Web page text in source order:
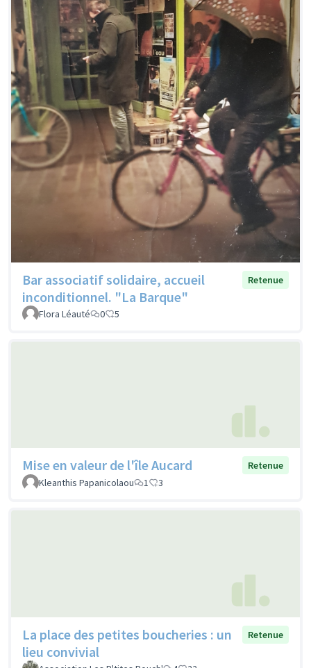
Bar associatif solidaire, accueil
inconditionnel. "La Barque"
Retenue
Flora Léauté 0 5
Mise en valeur de l'île Aucard
Retenue
Kleanthis Papanicolaou
1 3
La place des petites boucheries : un
lieu convivial
Retenue